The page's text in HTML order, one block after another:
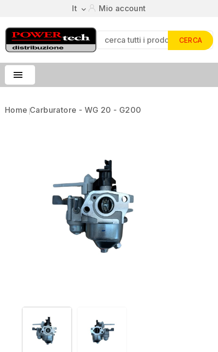
It  Mio account
CERCA

Home Carburatore - WG 20 - G200